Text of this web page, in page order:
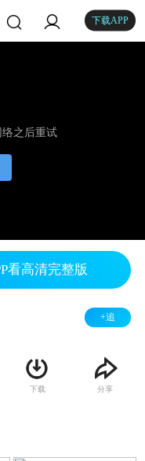
下载APP
之后重试
看高清完整版
+追
下载 分享